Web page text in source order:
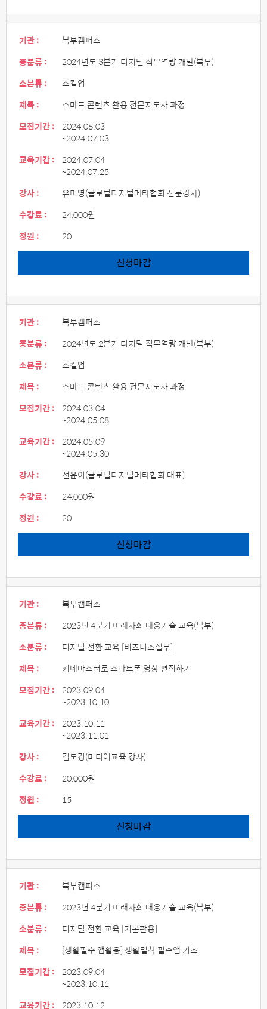
기관 :
북부캠퍼스
중분류 :
2024년도 3분기 디지털 직무역량 개발(북부)
소분류 :
스킬업
제목 :
스마트 콘텐츠 활용 전문지도사 과정
모집기간 : 2024.06.03
~2024.07.03
교육기간 : 2024.07.04
~2024.07.25
강사 :
유미영(글로벌디지털메타협회 전문강사)
수강료 :
24,000원
정원 :
20
신청마감
기관 :
북부캠퍼스
중분류 :
2024년도 2분기 디지털 직무역량 개발(북부)
소분류 :
스킬업
제목 :
스마트 콘텐츠 활용 전문지도사 과정
모집기간 : 2024.03.04
~2024.05.08
교육기간 : 2024.05.09
~2024.05.30
강사 :
전윤이(글로벌디지털메타협회 대표)
수강료 :
24,000원
정원 :
20
신청마감
기관 :
북부캠퍼스
중분류 :
2023년 4분기 미래사회 대응기술 교육(북부)
소분류 :
디지털 전환 교육 [비즈니스실무]
제목 :
키네마스터로 스마트폰 영상 편집하기
모집기간 : 2023.09.04
~2023.10.10
교육기간 : 2023.10.11
~2023.11.01
강사 :
김도경(미디어교육 강사)
수강료 :
20,000원
정원 :
15
신청마감
기관 :
북부캠퍼스
중분류 :
2023년 4분기 미래사회 대응기술 교육(북부)
소분류 :
디지털 전환 교육 [기본활용]
제목 :
[생활필수 앱활용] 생활밀착 필수앱 기초
모집기간 : 2023.09.04
~2023.10.11
교육기간 : 2023.10.12